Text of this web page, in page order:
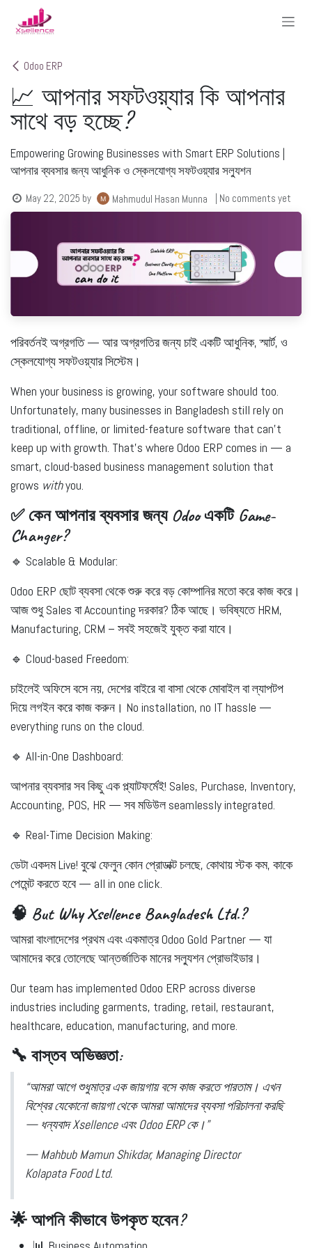
Skip to Content
Odoo ERP
📈 আপনার সফটওয়্যার কি আপনার
সাথে বড় হচ্ছে?
Empowering Growing Businesses with Smart ERP Solutions |
আপনার ব্যবসার জন্য আধুনিক ও স্কেলযোগ্য সফটওয়্যার সল্যুশন
May 22, 2025 by Mahmudul Hasan Munna | No comments yet
পরিবর্তনই অগ্রগতি — আর অগ্রগতির জন্য চাই একটি আধুনিক, স্মার্ট, ও
স্কেলযোগ্য সফটওয়্যার সিস্টেম।
When your business is growing, your software should too.
Unfortunately, many businesses in Bangladesh still rely on
traditional, offline, or limited-feature software that can't
keep up with growth. That’s where Odoo ERP comes in — a
smart, cloud-based business management solution that
grows withyou.
✅ কেন আপনার ব্যবসার জন্য Odoo একটি Game-
Changer?
🔹 Scalable & Modular:
Odoo ERP ছোট ব্যবসা থেকে শুরু করে বড় কোম্পানির মতো করে কাজ করে।
আজ শুধু Sales বা Accounting দরকার? ঠিক আছে। ভবিষ্যতে HRM,
Manufacturing, CRM – সবই সহজেই যুক্ত করা যাবে।
🔹 Cloud-based Freedom:
চাইলেই অফিসে বসে নয়, দেশের বাইরে বা বাসা থেকে মোবাইল বা ল্যাপটপ
দিয়ে লগইন করে কাজ করুন। No installation, no IT hassle —
everything runs on the cloud.
🔹 All-in-One Dashboard:
আপনার ব্যবসার সব কিছু এক প্ল্যাটফর্মেই! Sales, Purchase, Inventory,
Accounting, POS, HR — সব মডিউল seamlessly integrated.
🔹 Real-Time Decision Making:
ডেটা একদমLive! বুঝে ফেলুন কোন প্রোডাক্ট চলছে, কোথায় স্টক কম, কাকে
পেমেন্ট করতে হবে — all in one click.
🧠 But Why Xsellence Bangladesh Ltd.?
আমরাবাংলাদেশের প্রথম এবং একমাত্র Odoo Gold Partner — যা
আমাদের করে তোলেছে আন্তর্জাতিক মানের সল্যুশন প্রোভাইডার।
Our team has implemented Odoo ERP across diverse
industries including garments, trading, retail, restaurant,
healthcare, education, manufacturing, and more.
🔧 বাস্তব অভিজ্ঞতা:
“আমরা আগে শুধুমাত্র এক জায়গায় বসে কাজ করতে পারতাম। এখন
বিশ্বের যেকোনো জায়গা থেকে আমরা আমাদের ব্যবসা পরিচালনা করছি
— ধন্যবাদ Xsellence এবং Odoo ERP কে।”
— Mahbub Mamun Shikdar, Managing Director
Kolapata Food Ltd.
🌟 আপনি কীভাবে উপকৃত হবেন?